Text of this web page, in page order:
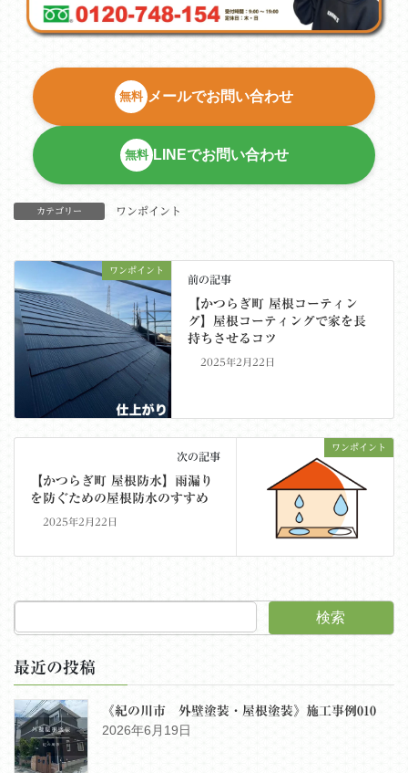
無料 メールでお問い合わせ
無料 LINEでお問い合わせ
カテゴリー ワンポイント
ワンポイント
前の記事
【かつらぎ町 屋根コーティン
グ】屋根コーティングで家を長
持ちさせるコツ
2025年2月22日
ワンポイント
次の記事
【かつらぎ町 屋根防水】雨漏り
を防ぐための屋根防水のすすめ
2025年2月22日
検索
最近の投稿
《紀の川市 外壁塗装・屋根塗装》施工事例010
2026年6月19日